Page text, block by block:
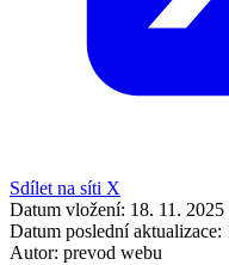
Sdílet na síti X
Datum vložení: 18. 11.
Datum poslední aktualizace:
Autor: prevod webu